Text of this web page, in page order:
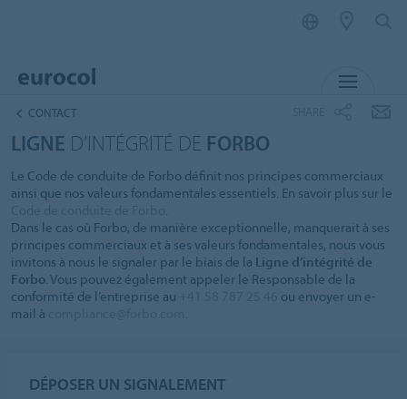
CONTACT
LIGNE D’INTÉGRITÉ DE FORBO
Le Code de conduite de Forbo définit nos principes commerciaux
ainsi que nos valeurs fondamentales essentiels. En savoir plus sur le
Dans le cas où Forbo, de manière exceptionnelle, manquerait à ses
principes commerciaux et à ses valeurs fondamentales, nous vous
invitons à nous le signaler par le biais de la Ligne d’intégrité de
Forbo . Vous pouvez également appeler le Responsable de la
conformité de l’entreprise au
ou envoyer un e-
mail à
DÉPOSER UN SIGNALEMENT